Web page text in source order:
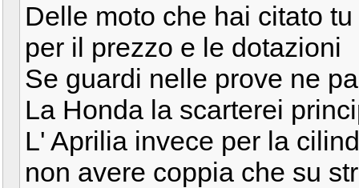
Delle moto che hai citato
per il prezzo e le dotazioni
Se guardi nelle prove ne
La Honda la scarterei
L' Aprilia invece per la
non avere coppia che su